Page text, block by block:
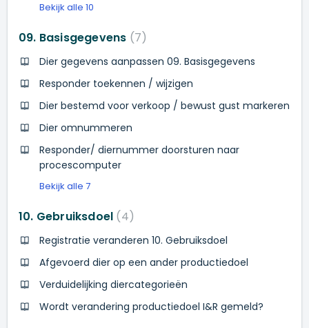
Bekijk alle 10
09. Basisgegevens 7
Dier gegevens aanpassen 09. Basisgegevens
Responder toekennen / wijzigen
Dier bestemd voor verkoop / bewust gust markeren
Dier omnummeren
Responder/ diernummer doorsturen naar
procescomputer
Bekijk alle 7
10. Gebruiksdoel 4
Registratie veranderen 10. Gebruiksdoel
Afgevoerd dier op een ander productiedoel
Verduidelijking diercategorieën
Wordt verandering productiedoel I&R gemeld?